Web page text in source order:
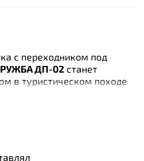
с переходником под
ДП-02 станет
в туристическом походе
внутрь плиты. Также для
Вам не нужно будет носить
разжигательные элементы.